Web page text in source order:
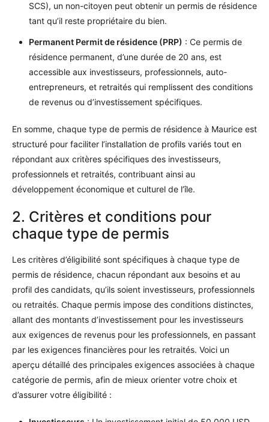
SCS), un non-citoyen peut obtenir un permis de résidence
tant qu’il reste propriétaire du bien.
Permanent Permit de résidence (PRP) : Ce permis de
résidence permanent, d’une durée de 20 ans, est
accessible aux investisseurs, professionnels, auto-
entrepreneurs, et retraités qui remplissent des conditions
de revenus ou d’investissement spécifiques.
En somme, chaque type de permis de résidence à Maurice est
structuré pour faciliter l’installation de profils variés tout en
répondant aux critères spécifiques des investisseurs,
professionnels et retraités, contribuant ainsi au
développement économique et culturel de l’île.
2. Critères et conditions pour
chaque type de permis
Les critères d’éligibilité sont spécifiques à chaque type de
permis de résidence, chacun répondant aux besoins et au
profil des candidats, qu’ils soient investisseurs, professionnels
ou retraités. Chaque permis impose des conditions distinctes,
allant des montants d’investissement pour les investisseurs
aux exigences de revenus pour les professionnels, en passant
par les exigences financières pour les retraités. Voici un
aperçu détaillé des principales exigences associées à chaque
catégorie de permis, afin de mieux orienter votre choix et
d’assurer votre éligibilité :